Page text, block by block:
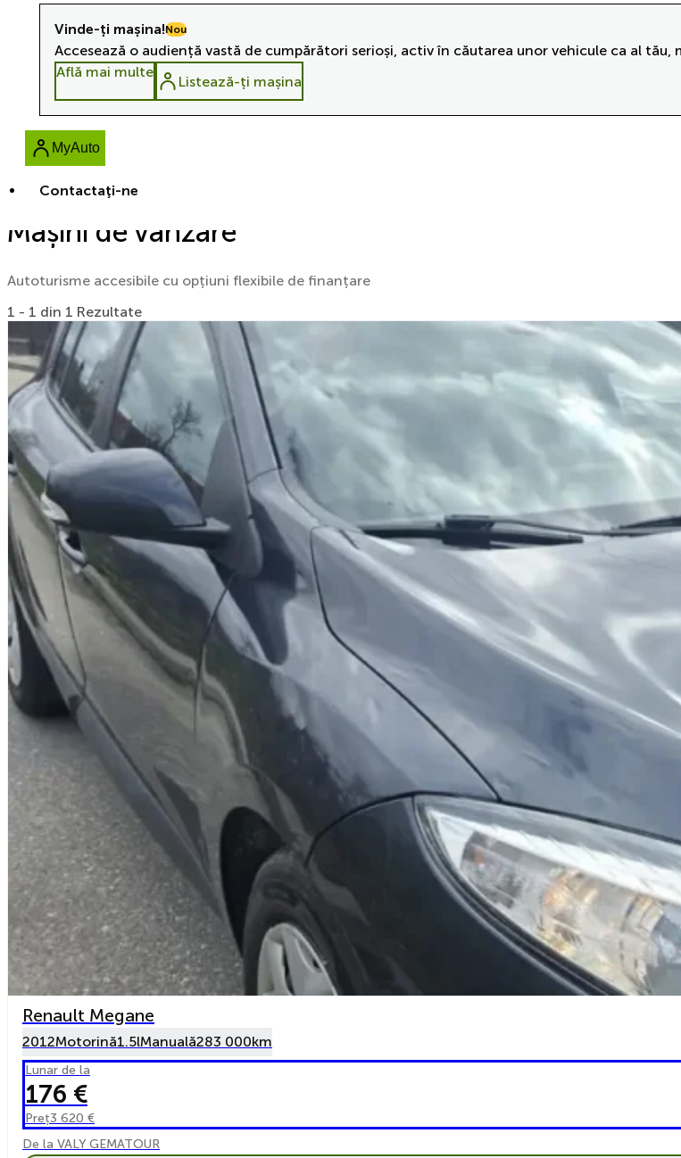
Contactaţi-ne
Vinde-ți mașina!Nou
Accesează o audiență vastă de cumpărători serioși, activ în căutarea unor vehicule ca al
Află mai multe
Listează-ți mașina
MyAuto
Mașini de vânzare
Autoturisme accesibile cu opțiuni flexibile de finanțare
1 - 1 din 1 Rezultate
Renault Megane
2012Motorină1.5lManuală283 000km
Lunar de la
176 €
Preț3 620 €
De la VALY GEMATOUR